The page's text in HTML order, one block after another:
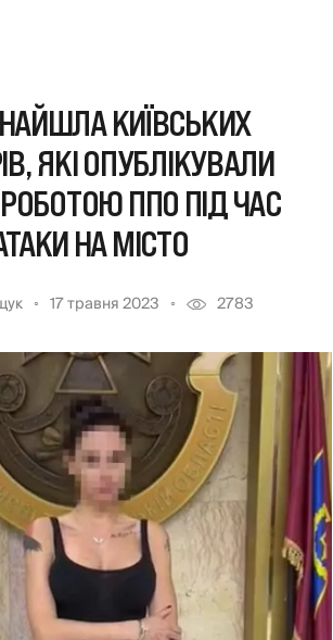
КИЇВСЬКИХ
ЯКІ ОПУБЛІКУВАЛИ
РОБОТОЮ ППО ПІД ЧАС
НА МІСТО
17 травня 2023 2783